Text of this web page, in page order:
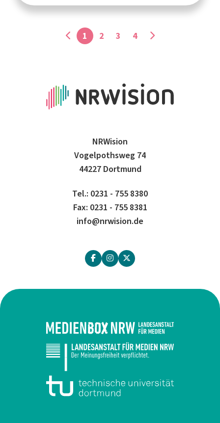
1 2 3 4
NRWision
Vogelpothsweg 74
44227 Dortmund
Tel.: 0231 - 755 8380
Fax: 0231 - 755 8381
info@nrwision.de